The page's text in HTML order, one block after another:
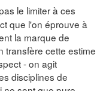
le limiter à ces
que l'on éprouve à
la marque de
transfère cette estime
- on agit
disciplines de